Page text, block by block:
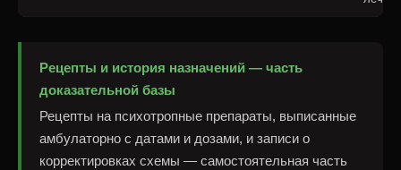
Рецепты и история назначений — часть
доказательной базы
Рецепты на психотропные препараты, выписанные
амбулаторно с датами и дозами, и записи о
корректировках схемы — самостоятельная часть